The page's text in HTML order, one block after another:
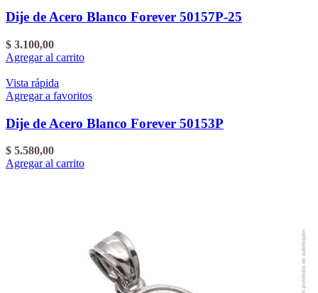
Dije de Acero Blanco Forever 50157P-25
$ 3.100,00
Agregar al carrito
Vista rápida
Agregar a favoritos
Dije de Acero Blanco Forever 50153P
$ 5.580,00
Agregar al carrito